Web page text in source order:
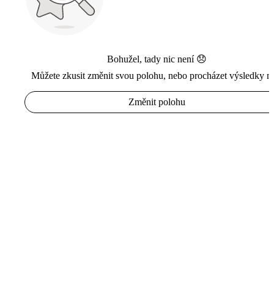
Bohužel, tady nic není 😞
Můžete zkusit změnit svou polohu, nebo procházet výsledky
Změnit polohu